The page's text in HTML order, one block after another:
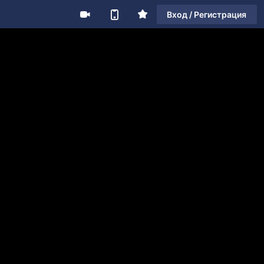
Вход / Регистрация